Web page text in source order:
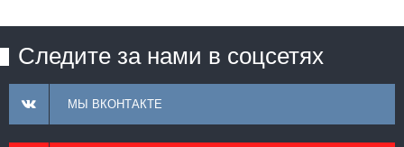
Следите за нами в соцсетях
МЫ ВКОНТАКТЕ